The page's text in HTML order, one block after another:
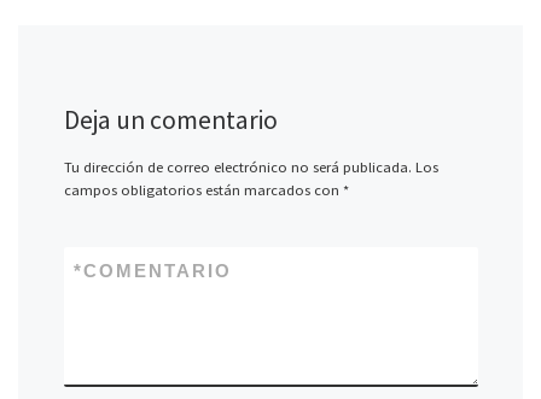
Deja un comentario
Tu dirección de correo electrónico no será publicada. Los
campos obligatorios están marcados con *
COMENTARIO
*